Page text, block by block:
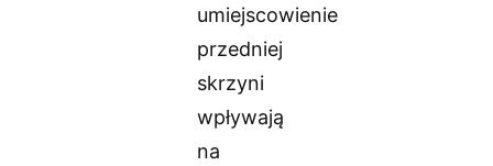
umiejscowienie
przedniej
skrzyni
wpływają
na